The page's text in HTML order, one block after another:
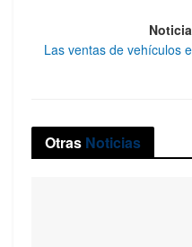
Las ventas de vehículos
Otras Noticias